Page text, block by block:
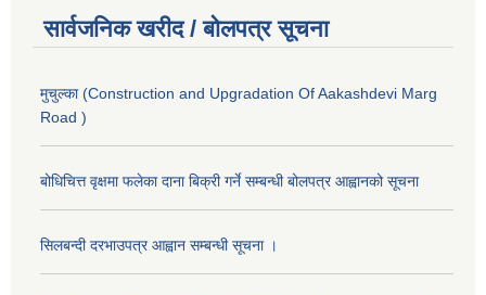
सार्वजनिक खरीद / बोलपत्र सूचना
मुचुल्का (Construction and Upgradation Of Aakashdevi Marg
Road )
बोधिचित्त वृक्षमा फलेका दाना बिक्री गर्ने सम्बन्धी बोलपत्र आह्वानको सूचना
सिलबन्दी दरभाउपत्र आह्वान सम्बन्धी सूचना ।